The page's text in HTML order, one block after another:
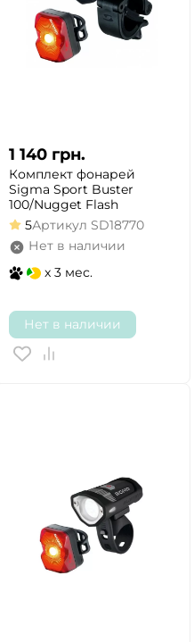
1 140 грн.
Комплект фонарей
Sigma Sport Buster
100/Nugget Flash
5Артикул SD18770
Нет в наличии
x 3 мес.
Нет в наличии